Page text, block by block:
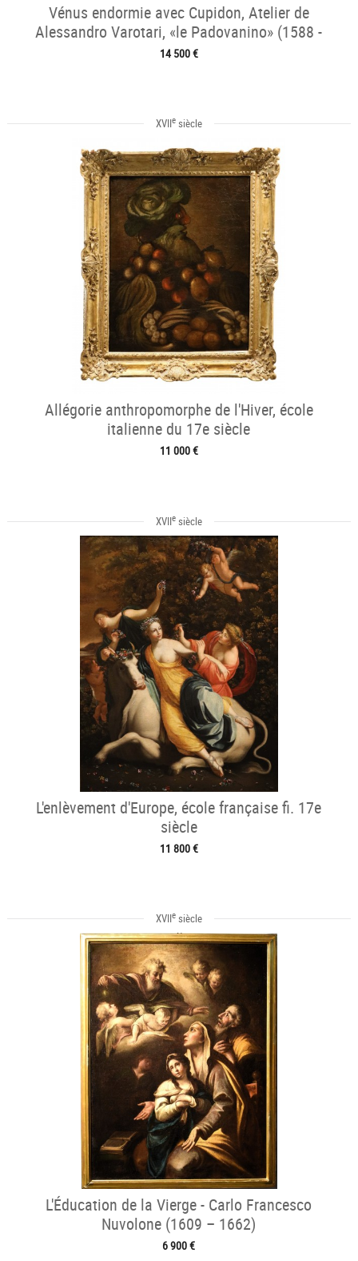
Vénus endormie avec Cupidon, Atelier de
Alessandro Varotari, «le Padovanino» (1588 -
1649)
14 500 €
XVIIesiècle
Allégorie anthropomorphe de l'Hiver, école
italienne du 17e siècle
11 000 €
XVIIesiècle
L'enlèvement d'Europe, école française fi. 17e
siècle
11 800 €
XVIIesiècle
L'Éducation de la Vierge - Carlo Francesco
Nuvolone (1609 – 1662)
6 900 €